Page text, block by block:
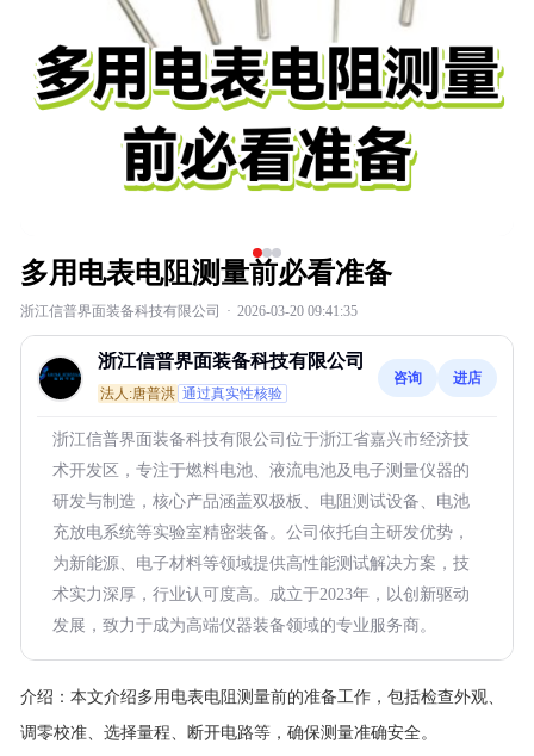
多用电表电阻测量前必看准备
浙江信普界面装备科技有限公司 · 2026-03-20 09:41:35
浙江信普界面装备科技有限公司
法人:唐普洪 通过真实性核验
咨询 进店
浙江信普界面装备科技有限公司位于浙江省嘉兴市经济技
术开发区，专注于燃料电池、液流电池及电子测量仪器的
研发与制造，核心产品涵盖双极板、电阻测试设备、电池
充放电系统等实验室精密装备。公司依托自主研发优势，
为新能源、电子材料等领域提供高性能测试解决方案，技
术实力深厚，行业认可度高。成立于2023年，以创新驱动
发展，致力于成为高端仪器装备领域的专业服务商。
介绍： 本文介绍多用电表电阻测量前的准备工作，包括检查外观、
调零校准、选择量程、断开电路等，确保测量准确安全。